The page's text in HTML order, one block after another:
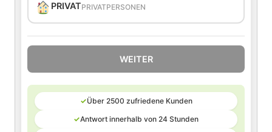
PRIVATPRIVATPERSONEN
WEITER
✓Über 2500 zufriedene Kunden
✓Antwort innerhalb von 24 Stunden